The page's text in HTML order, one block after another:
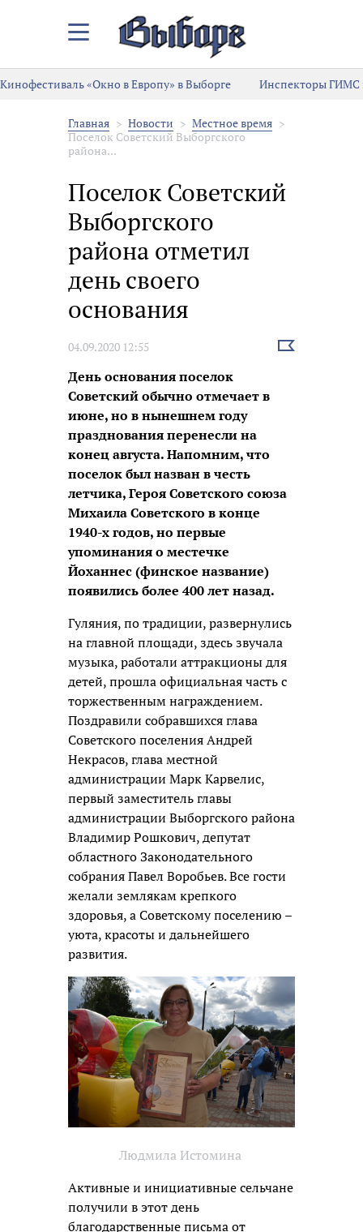
Закрыть/
меню
Кинофестиваль «Окно в Европу» в Выборге
Инспекторы ГИМС
Главная Новости
Местное время
Поселок Советский Выборгского
района...
Поселок Советский
Выборгского
района отметил
день своего
основания
04.09.2020 12:55
Выбрать
День основания поселок
Советский обычно отмечает в
июне, но в нынешнем году
празднования перенесли на
конец августа. Напомним, что
поселок был назван в честь
летчика, Героя Советского союза
Михаила Советского в конце
1940-х годов, но первые
упоминания о местечке
Йоханнес (финское название)
появились более 400 лет назад.
Гуляния, по традиции, развернулись
на главной площади, здесь звучала
музыка, работали аттракционы для
детей, прошла официальная часть с
торжественным награждением.
Поздравили собравшихся глава
Советского поселения Андрей
Некрасов, глава местной
администрации Марк Карвелис,
первый заместитель главы
администрации Выборгского района
Владимир Рошкович, депутат
областного Законодательного
собрания Павел Воробьев. Все гости
желали землякам крепкого
здоровья, а Советскому поселению –
уюта, красоты и дальнейшего
развития.
Людмила Истомина
Активные и инициативные сельчане
получили в этот день
благодарственные письма от